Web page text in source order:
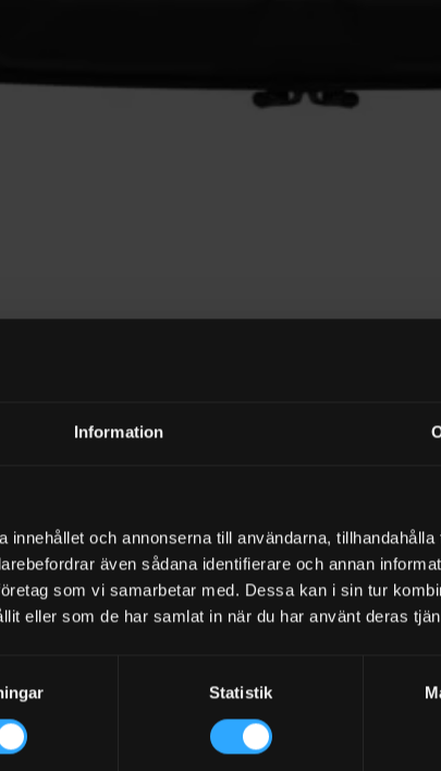
Information
och annonserna till användarna, tillhandahålla
även sådana identifierare och annan
som vi samarbetar med. Dessa kan i sin tur
eller som de har samlat in när du har använt deras
Statistik
Genius GB50
mängd